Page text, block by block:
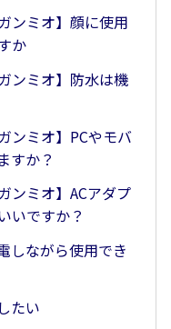
ンミオ】顔に使用
か
ンミオ】防水は機
ンミオ】PCやモバ
すか？
ンミオ】ACアダプ
いですか？
しながら使用でき
たい